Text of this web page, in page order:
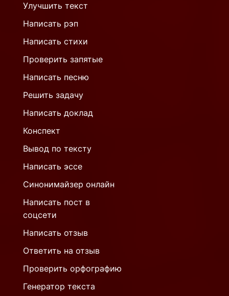
Улучшить текст
Написать рэп
Написать стихи
Проверить запятые
Написать песню
Решить задачу
Написать доклад
Конспект
Вывод по тексту
Написать эссе
Синонимайзер онлайн
Написать пост в
соцсети
Написать отзыв
Ответить на отзыв
Проверить орфографию
Генератор текста